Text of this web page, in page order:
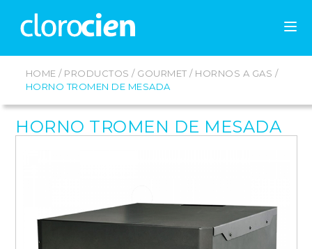
HOME / PRODUCTOS/ GOURMET/ HORNOS A GAS /
HORNO TROMEN DE MESADA
HORNO TROMEN DE MESADA